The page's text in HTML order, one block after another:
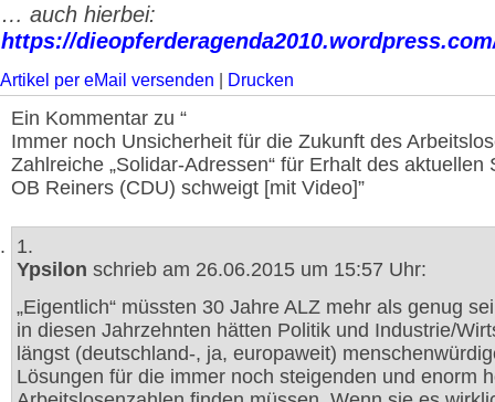
… auch hierbei:
https://
Artikel per eMail versenden Drucken
Ein Kommentar zu “
Immer noch Unsicherheit für die Zukunft des
Zahlreiche „Solidar-Adressen“ für Erhalt des aktuellen
OB Reiners (CDU) schweigt [mit Video]”
1.
Ypsilon schrieb am 26.06.2015 um 15:57 Uhr:
„Eigentlich“ müssten 30 Jahre ALZ mehr als genug
in diesen Jahrzehnten hätten Politik und Industrie/
längst (deutschland-, ja, europaweit)
Lösungen für die immer noch steigenden und enorm